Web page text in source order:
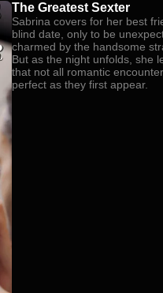
The Greatest Sexter
Sabrina covers for her best
blind date, only to be
charmed by the handsome
But as the night unfolds, she
that not all romantic
perfect as they first appear.